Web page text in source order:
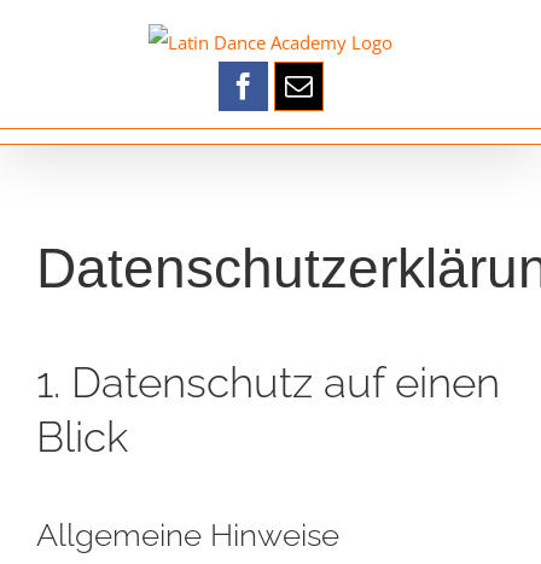
1. Datenschutz auf einen
Blick
Allgemeine Hinweise